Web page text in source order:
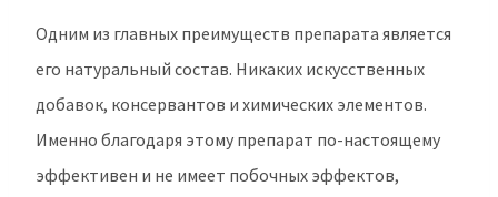
Одним из главных преимуществ препарата является
его натуральный состав. Никаких искусственных
добавок, консервантов и химических элементов.
Именно благодаря этому препарат по-настоящему
эффективен и не имеет побочных эффектов,